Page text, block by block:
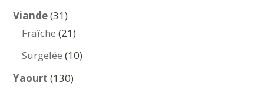
produits
Viande 3131
produits
Fraîche 2121
produits
Surgelée 1010
Yaourt 130130